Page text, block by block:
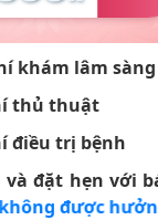
khám lâm sàng
thủ thuật
điều trị bệnh
đặt hẹn với
được